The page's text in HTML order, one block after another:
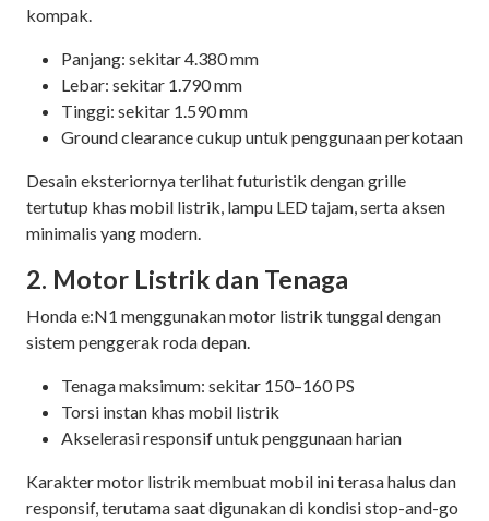
kompak.
Panjang: sekitar 4.380 mm
Lebar: sekitar 1.790 mm
Tinggi: sekitar 1.590 mm
Ground clearance cukup untuk penggunaan perkotaan
Desain eksteriornya terlihat futuristik dengan grille
tertutup khas mobil listrik, lampu LED tajam, serta aksen
minimalis yang modern.
2. Motor Listrik dan Tenaga
Honda e:N1 menggunakan motor listrik tunggal dengan
sistem penggerak roda depan.
Tenaga maksimum: sekitar 150–160 PS
Torsi instan khas mobil listrik
Akselerasi responsif untuk penggunaan harian
Karakter motor listrik membuat mobil ini terasa halus dan
responsif, terutama saat digunakan di kondisi stop-and-go